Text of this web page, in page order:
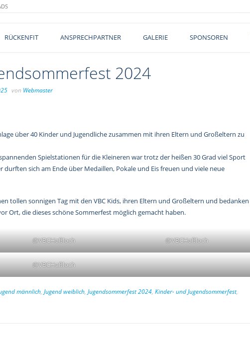
RÜCKENFIT ANSPRECHPARTNER GALERIE SPONSOREN
2024
von Webmaster
über 40 Kinder und Jugendliche zusammen mit ihren Eltern und Großeltern zu
Spielstationen für die Kleineren war trotz der heißen 30 Grad viel Sport
durften sich am Ende über Medaillen, Pokale und Eis freuen und viele neue
tollen sonnigen Tag mit den VBC Kids, ihren Eltern und Großeltern und bedanken
Ort, die dieses schöne Sommerfest möglich gemacht haben.
@VBCHaßloch @VBCHaßloch
@VBCHaßloch
männlich, Jugend weiblich, Jugendsommerfest 2024, Kinder- und Jugendsommerfest,